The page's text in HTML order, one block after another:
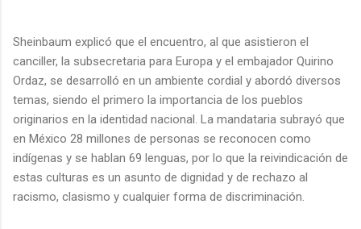
Sheinbaum explicó que el encuentro, al que asistieron el
canciller, la subsecretaria para Europa y el embajador Quirino
Ordaz, se desarrolló en un ambiente cordial y abordó diversos
temas, siendo el primero la importancia de los pueblos
originarios en la identidad nacional. La mandataria subrayó que
en México 28 millones de personas se reconocen como
indígenas y se hablan 69 lenguas, por lo que la reivindicación de
estas culturas es un asunto de dignidad y de rechazo al
racismo, clasismo y cualquier forma de discriminación.